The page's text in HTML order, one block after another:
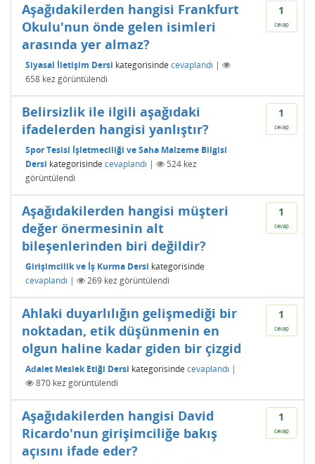
1
cevap
Aşağıdakilerden hangisi Frankfurt
Okulu'nun önde gelen isimleri
arasında yer almaz?
Siyasal İletişim Dersi kategorisinde cevaplandı |
658 kez görüntülendi
1
cevap
Belirsizlik ile ilgili aşağıdaki
ifadelerden hangisi yanlıştır?
Spor Tesisi İşletmeciliği ve Saha Malzeme Bilgisi
Dersi kategorisinde cevaplandı | 524 kez
görüntülendi
1
cevap
Aşağıdakilerden hangisi müşteri
değer önermesinin alt
bileşenlerinden biri değildir?
Girişimcilik ve İş Kurma Dersi kategorisinde
cevaplandı | 269 kez görüntülendi
1
cevap
Ahlaki duyarlılığın gelişmediği bir
noktadan, etik düşünmenin en
olgun haline kadar giden bir çizgid
Adalet Meslek Etiği Dersi kategorisinde cevaplandı |
870 kez görüntülendi
1
cevap
Aşağıdakilerden hangisi David
Ricardo'nun girişimciliğe bakış
açısını ifade eder?